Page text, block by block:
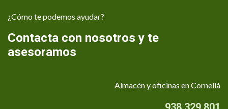
¿Cómo te podemos ayudar?
Contacta con nosotros y te
asesoramos
Almacén y oficinas en Cornellà